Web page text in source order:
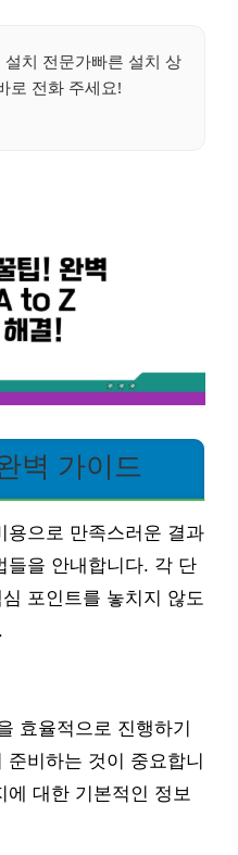
설치 전문가빠른 설치 상
로 전화 주세요!
벽 가이드
용으로 만족스러운 결과
들을 안내합니다. 각 단
포인트를 놓치지 않도
효율적으로 진행하기
비하는 것이 중요합니
에 대한 기본적인 정보